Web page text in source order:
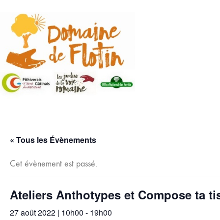
« Tous les Évènements
Cet évènement est passé.
Ateliers Anthotypes et Compose ta
27 août 2022 | 10h00 - 19h00